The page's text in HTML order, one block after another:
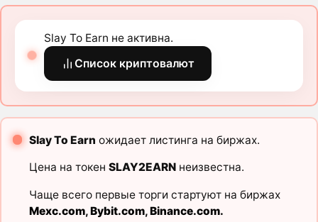
Slay To Earn не активна.
Список криптовалют
Slay To Earn ожидает листинга на биржах.
Цена на токен SLAY2EARNнеизвестна.
Чаще всего первые торги стартуют на биржах
Mexc.com,Bybit.com,Binance.com.